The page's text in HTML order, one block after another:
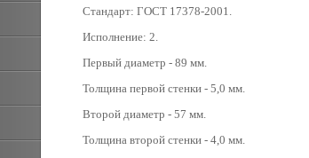
Стандарт: ГОСТ 17378-2001.
Исполнение: 2.
Первый диаметр - 89 мм.
Толщина первой стенки - 5,0 мм.
Второй диаметр - 57 мм.
Толщина второй стенки - 4,0 мм.